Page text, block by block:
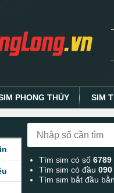
PHONG THỦY SIM
Tìm sim có số6789
Tìm sim có đầu
Tìm sim bắt đầu